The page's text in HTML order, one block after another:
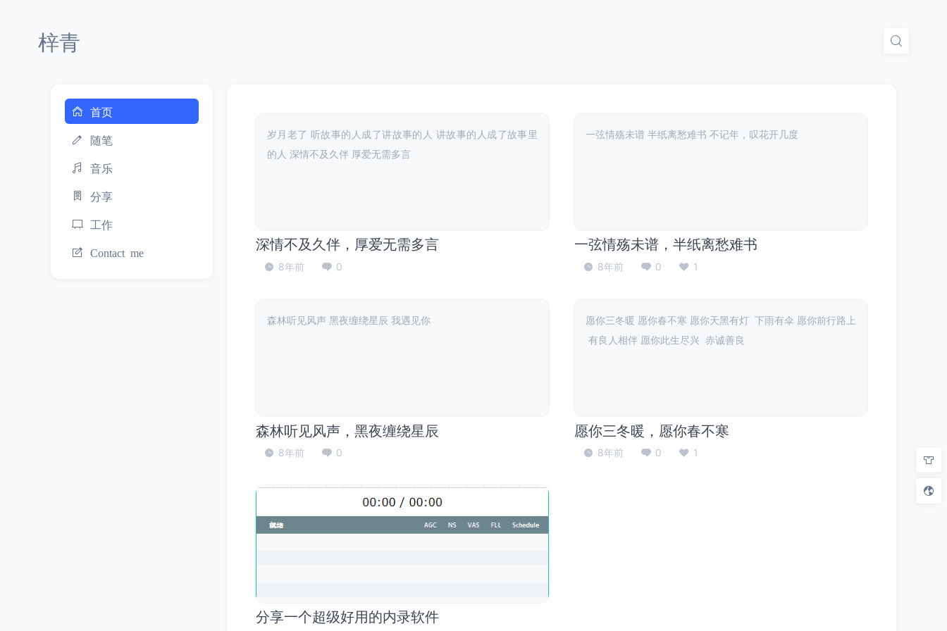
梓青
首页
随笔
音乐
分享
工作
Contact me
岁月老了 听故事的人成了讲故事的人 讲故事的人成了故事里
的人 深情不及久伴 厚爱无需多言
深情不及久伴，厚爱无需多言
8年前 0
一弦情殇未谱 半纸离愁难书 不记年，叹花开几度
一弦情殇未谱，半纸离愁难书
8年前 0 1
森林听见风声 黑夜缠绕星辰 我遇见你
森林听见风声，黑夜缠绕星辰
8年前 0
愿你三冬暖 愿你春不寒 愿你天黑有灯 下雨有伞 愿你前行路上
有良人相伴 愿你此生尽兴 赤诚善良
愿你三冬暖，愿你春不寒
8年前 0 1
分享一个超级好用的内录软件